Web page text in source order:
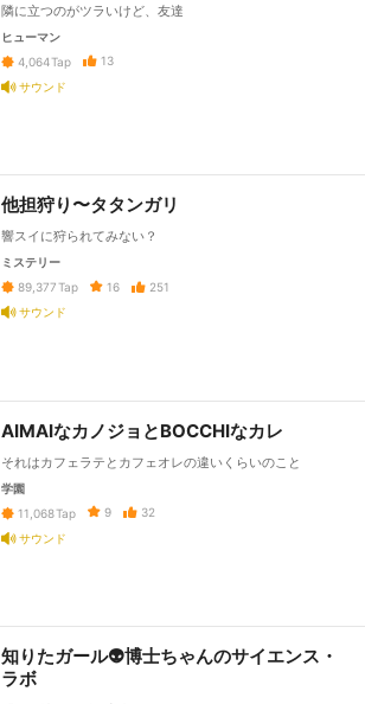
隣に立つのがツラいけど、友達
ヒューマン
4,064Tap
13
サウンド
他担狩り〜タタンガリ
響スイに狩られてみない？
ミステリー
89,377 Tap 16
251
サウンド
AIMAIなカノジョとBOCCHIなカレ
それはカフェラテとカフェオレの違いくらいのこと
学園
11,068Tap 9
32
サウンド
知りたガール👽博士ちゃんのサイエンス・
ラボ